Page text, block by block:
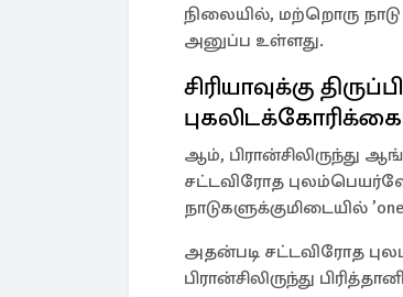
நிலையில், மற்றொரு நாடு
அனுப்ப உள்ளது.
சிரியாவுக்கு
ஆம், பிரான்சிலிருந்து
சட்டவிரோத
நாடுகளுக்குமிடையில்
அதன்படி சட்டவிரோத
பிரான்சிலிருந்து